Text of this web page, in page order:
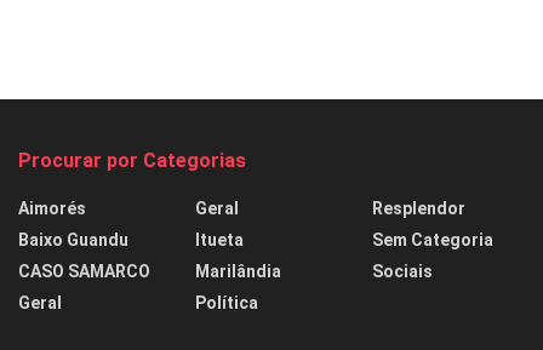
Procurar por Categorias
Aimorés
Baixo Guandu
CASO SAMARCO
Geral
Geral
Itueta
Marilândia
Política
Resplendor
Sem Categoria
Sociais